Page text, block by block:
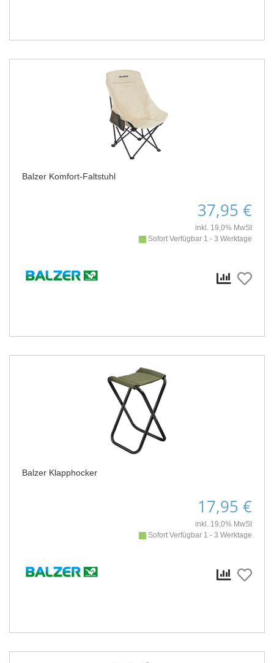
Balzer Komfort-Faltstuhl
37,95 €
inkl. 19,0% MwSt
Sofort Verfügbar 1 - 3 Werktage
Balzer Klapphocker
17,95 €
inkl. 19,0% MwSt
Sofort Verfügbar 1 - 3 Werktage